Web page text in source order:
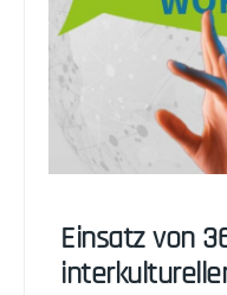
Einsatz von